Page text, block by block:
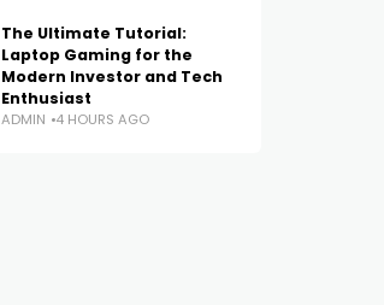
The Ultimate Tutorial:
Laptop Gaming for the
Modern Investor and Tech
Enthusiast
ADMIN 4 HOURS AGO